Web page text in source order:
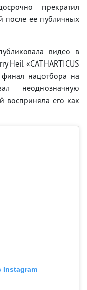
прекратил
после ее публичных
видео в
Heil «CATHARTICUS
нацотбора на
неоднозначную
восприняла его как
Instagram